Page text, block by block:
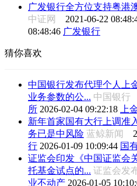
广发银行全方位支持粤港
中证网 2021-06-22
08:48:46 广发银行
猜你喜欢
中国银行发布代理个人上
业务参数的公... 中国银行
所 2026-02-04 09:22:18
上
新年首家国有大行上调准
务已是中风险 蓝鲸新闻
行 2026-01-09 10:09:44 国
证监会印发《中国证监会
托基金试点的... 证监会发
业不动产 2026-01-05